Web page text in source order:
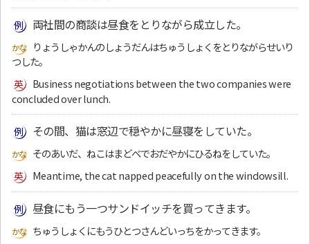
両社間の商談は昼食をとりながら成立した。
りょうしゃかんのしょうだんはちゅうしょくをとりながらせいり
つした。
Business negotiations between the two companies were
concluded over lunch.
その間、猫は窓辺で穏やかに昼寝をしていた。
そのあいだ、ねこはまどべでおだやかにひるねをしていた。
Meantime, the cat napped peacefully on the windowsill.
昼食にもう一つサンドイッチを買ってきます。
ちゅうしょくにもうひとつさんどいっちをかってきます。